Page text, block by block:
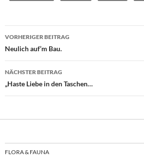
Beitragsnavigation
VORHERIGER BEITRAG
Neulich auf’m Bau.
NÄCHSTER BEITRAG
„Haste Liebe in den Taschen…
FLORA & FAUNA